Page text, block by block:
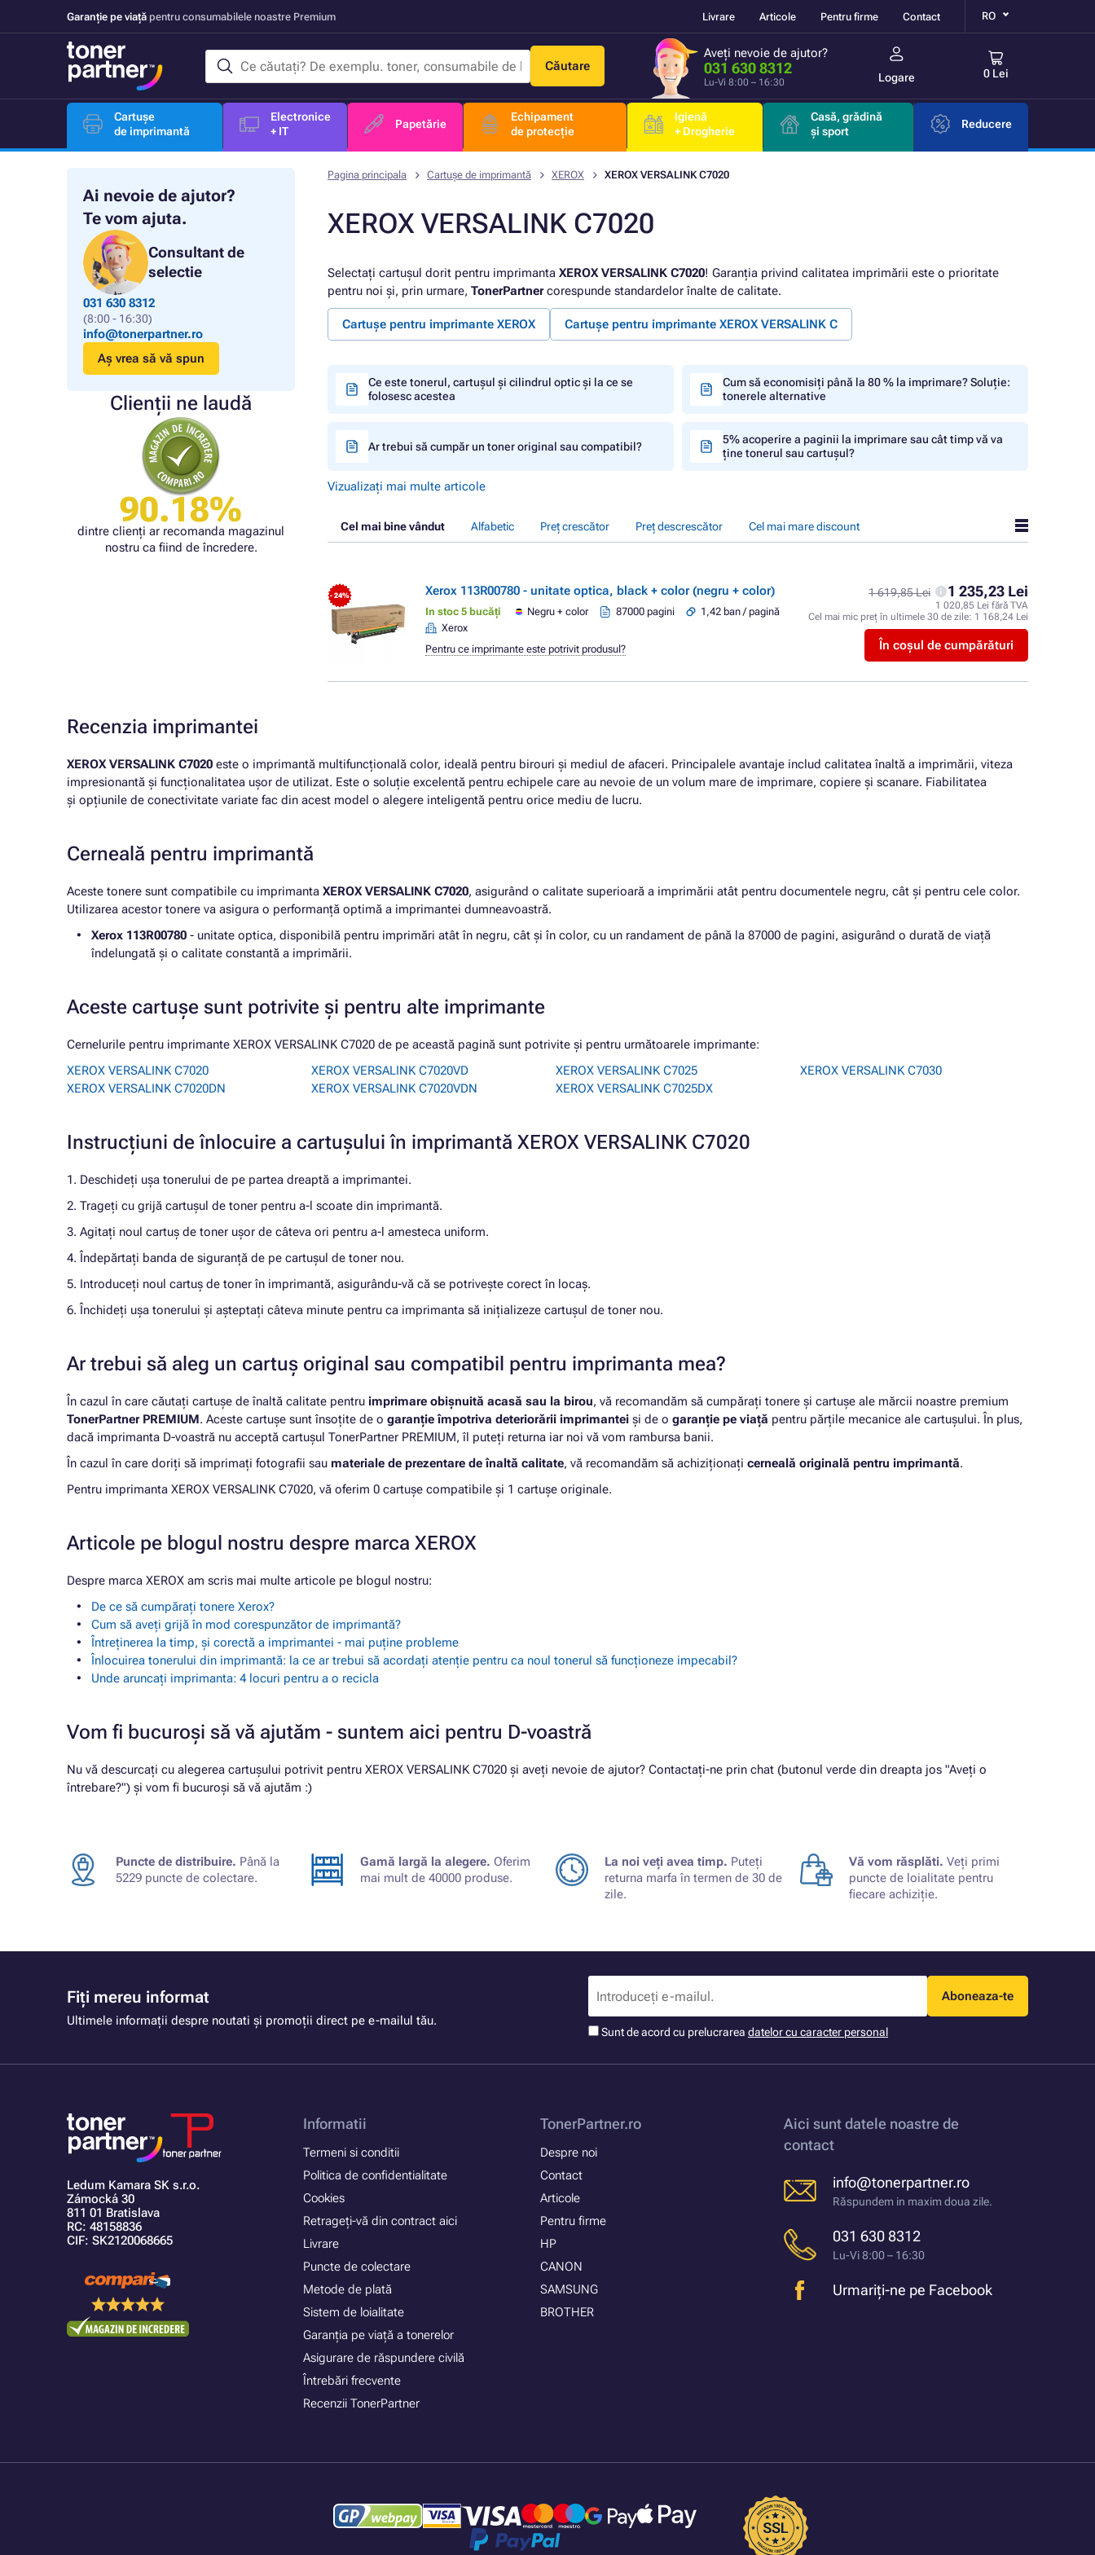
Garanție pe viață pentru consumabilele noastre Premium Livrare Articole Pentru firme Contact RO
Căutare
Aveți nevoie de ajutor?
031 630 8312
Lu-Vi 8:00 – 16:30 Logare 0 Lei
Cartușe
de imprimantă
Electronice
+ IT
Papetărie
Echipament
de protecție
Igienă
+ Drogherie
Casă, grădină
și sport
Reducere
Ai nevoie de ajutor?
Te vom ajuta.
Consultant de
selectie
031 630 8312
(8:00 - 16:30)
info@tonerpartner.ro
Aș vrea să vă spun
Clienții ne laudă
90.18%
dintre clienți ar recomanda magazinul
nostru ca fiind de încredere.
Pagina principala Cartușe de imprimantă XEROX XEROX VERSALINK C7020
XEROX VERSALINK C7020
Selectați cartușul dorit pentru imprimanta XEROX VERSALINK C7020! Garanția privind calitatea imprimării este o prioritate
pentru noi și, prin urmare, TonerPartnercorespunde standardelor înalte de calitate.
Cartușe pentru imprimante XEROX Cartușe pentru imprimante XEROX VERSALINK C
Ce este tonerul, cartușul și cilindrul optic și la ce se
folosesc acestea
Cum să economisiți până la 80 % la imprimare? Soluție:
tonerele alternative
Ar trebui să cumpăr un toner original sau compatibil?
5% acoperire a paginii la imprimare sau cât timp vă va
ține tonerul sau cartușul?
Vizualizați mai multe articole
Cel mai bine vândut Alfabetic Preț crescător Preț descrescător Cel mai mare discount
- 24% Xerox 113R00780 - unitate optica, black + color (negru + color)
In stoc 5 bucăți Negru + color 87000 pagini
1,42 ban / pagină
Xerox
1 619,85 Lei 1 235,23 Lei
1 020,85 Lei fără TVA
Cel mai mic preț în ultimele 30 de zile: 1 168,24 Lei
În coșul de cumpărături
Pentru ce imprimante este potrivit produsul?
Recenzia imprimantei
XEROX VERSALINK C7020 este o imprimantă multifuncțională color, ideală pentru birouri și mediul de afaceri. Principalele avantaje includ calitatea înaltă a imprimării, viteza
impresionantă și funcționalitatea ușor de utilizat. Este o soluție excelentă pentru echipele care au nevoie de un volum mare de imprimare, copiere și scanare. Fiabilitatea
și opțiunile de conectivitate variate fac din acest model o alegere inteligentă pentru orice mediu de lucru.
Cerneală pentru imprimantă
Aceste tonere sunt compatibile cu imprimanta XEROX VERSALINK C7020, asigurând o calitate superioară a imprimării atât pentru documentele negru, cât și pentru cele color.
Utilizarea acestor tonere va asigura o performanță optimă a imprimantei dumneavoastră.
Xerox 113R00780 - unitate optica, disponibilă pentru imprimări atât în negru, cât și în color, cu un randament de până la 87000 de pagini, asigurând o durată de viață
îndelungată și o calitate constantă a imprimării.
Aceste cartușe sunt potrivite și pentru alte imprimante
Cernelurile pentru imprimante XEROX VERSALINK C7020 de pe această pagină sunt potrivite și pentru următoarele imprimante:
XEROX VERSALINK C7020
XEROX VERSALINK C7020DN
XEROX VERSALINK C7020VD
XEROX VERSALINK C7020VDN
XEROX VERSALINK C7025
XEROX VERSALINK C7025DX
XEROX VERSALINK C7030
Instrucțiuni de înlocuire a cartușului în imprimantă XEROX VERSALINK C7020
1. Deschideți ușa tonerului de pe partea dreaptă a imprimantei.
2. Trageți cu grijă cartușul de toner pentru a-l scoate din imprimantă.
3. Agitați noul cartuș de toner ușor de câteva ori pentru a-l amesteca uniform.
4. Îndepărtați banda de siguranță de pe cartușul de toner nou.
5. Introduceți noul cartuș de toner în imprimantă, asigurându-vă că se potrivește corect în locaș.
6. Închideți ușa tonerului și așteptați câteva minute pentru ca imprimanta să inițializeze cartușul de toner nou.
Ar trebui să aleg un cartuș original sau compatibil pentru imprimanta mea?
În cazul în care căutați cartușe de înaltă calitate pentru imprimare obișnuită acasă sau la birou, vă recomandăm să cumpărați tonere și cartușe ale mărcii noastre premium
TonerPartner PREMIUM. Aceste cartușe sunt însoțite de o garanție împotriva deteriorării imprimantei și de o garanție pe viață pentru părțile mecanice ale cartușului. În plus,
dacă imprimanta D-voastră nu acceptă cartușul TonerPartner PREMIUM, îl puteți returna iar noi vă vom rambursa banii.
În cazul în care doriți să imprimați fotografii sau materiale de prezentare de înaltă calitate, vă recomandăm să achiziționați cerneală originală pentru imprimantă.
Pentru imprimanta XEROX VERSALINK C7020, vă oferim 0 cartușe compatibile și 1 cartușe originale.
Articole pe blogul nostru despre marca XEROX
Despre marca XEROX am scris mai multe articole pe blogul nostru:
De ce să cumpărați tonere Xerox?
Cum să aveți grijă în mod corespunzător de imprimantă?
Întreținerea la timp, și corectă a imprimantei - mai puține probleme
Înlocuirea tonerului din imprimantă: la ce ar trebui să acordați atenție pentru ca noul tonerul să funcționeze impecabil?
Unde aruncați imprimanta: 4 locuri pentru a o recicla
Vom fi bucuroși să vă ajutăm - suntem aici pentru D-voastră
Nu vă descurcați cu alegerea cartușului potrivit pentru XEROX VERSALINK C7020 și aveți nevoie de ajutor? Contactați-ne prin chat (butonul verde din dreapta jos "Aveți o
întrebare?") și vom fi bucuroși să vă ajutăm :)
Puncte de distribuire. Până la
5229 puncte de colectare.
Gamă largă la alegere. Oferim
mai mult de 40000 produse.
La noi veți avea timp. Puteți
returna marfa în termen de 30 de
zile.
Vă vom răsplăti. Veți primi
puncte de loialitate pentru
fiecare achiziție.
Fiți mereu informat
Ultimele informații despre noutati și promoții direct pe e-mailul tău.
Aboneaza-te
Sunt de acord cu prelucrarea datelor cu caracter personal
Ledum Kamara SK s.r.o.
Zámocká 30
811 01 Bratislava
RC: 48158836
CIF: SK2120068665
Informatii
Termeni si conditii
Politica de confidentialitate
Cookies
Retrageți-vă din contract aici
Livrare
Puncte de colectare
Metode de plată
Sistem de loialitate
Garanția pe viață a tonerelor
Asigurare de răspundere civilă
Întrebări frecvente
Recenzii TonerPartner
TonerPartner.ro
Despre noi
Contact
Articole
Pentru firme
HP
CANON
SAMSUNG
BROTHER
Aici sunt datele noastre de
contact
info@tonerpartner.ro
Răspundem in maxim doua zile.
031 630 8312
Lu-Vi 8:00 – 16:30
Urmariți-ne pe Facebook